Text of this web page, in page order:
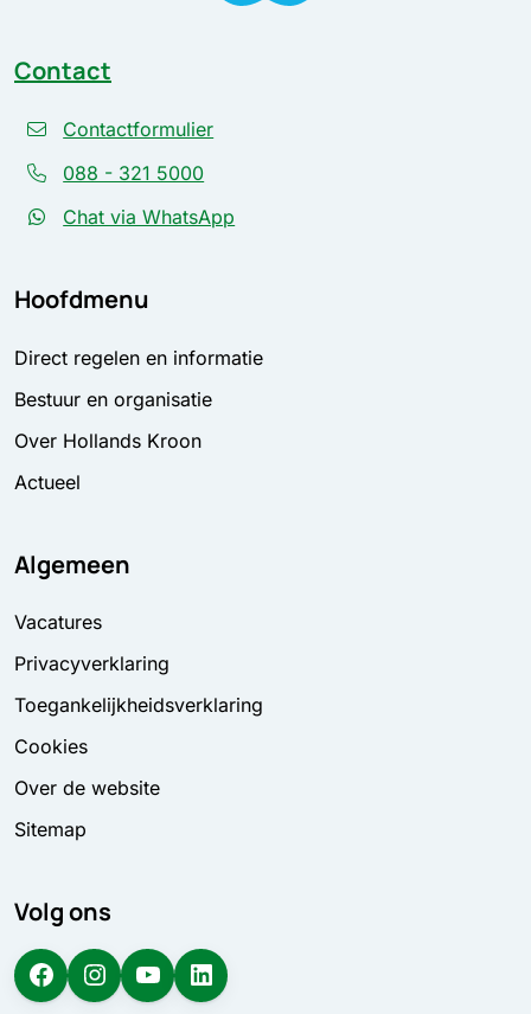
Contact
Contactformulier
088 - 321 5000
Chat via WhatsApp
Hoofdmenu
Direct regelen en informatie
Bestuur en organisatie
Over Hollands Kroon
Actueel
Algemeen
Vacatures
Privacyverklaring
Toegankelijkheidsverklaring
Cookies
Over de website
Sitemap
Volg ons
Facebook Instagram YouTube LinkedIn